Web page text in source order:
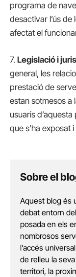
programa de
desactivar l’ús
afectat el
7. Legislació i
general, les
prestació de
estan sotmesos a
usuaris
que s’ha exposat
Sobre el
Aquest blog és
debat entorn
posada en els
nombrosos
l’accés
de relleu la
territori, la